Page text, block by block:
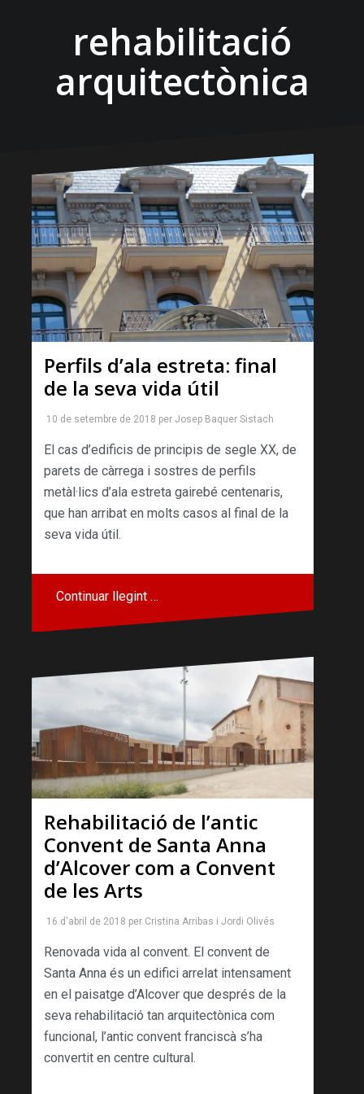
rehabilitació
arquitectònica
Perfils d’ala estreta: final
de la seva vida útil
10 de setembre de 2018 per Josep Baquer Sistach
El cas d’edificis de principis de segle XX, de
parets de càrrega i sostres de perfils
metàl·lics d’ala estreta gairebé centenaris,
que han arribat en molts casos al final de la
seva vida útil.
Continuar llegint …
Rehabilitació de l’antic
Convent de Santa Anna
d’Alcover com a Convent
de les Arts
16 d'abril de 2018 per Cristina Arribas i Jordi Olivés
Renovada vida al convent. El convent de
Santa Anna és un edifici arrelat intensament
en el paisatge d’Alcover que després de la
seva rehabilitació tan arquitectònica com
funcional, l’antic convent franciscà s’ha
convertit en centre cultural.